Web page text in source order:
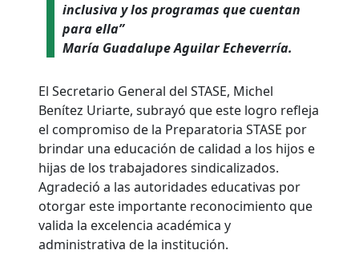
inclusiva y los programas que cuentan
para ella”
María Guadalupe Aguilar Echeverría.
El Secretario General del STASE, Michel
Benítez Uriarte, subrayó que este logro refleja
el compromiso de la Preparatoria STASE por
brindar una educación de calidad a los hijos e
hijas de los trabajadores sindicalizados.
Agradeció a las autoridades educativas por
otorgar este importante reconocimiento que
valida la excelencia académica y
administrativa de la institución.